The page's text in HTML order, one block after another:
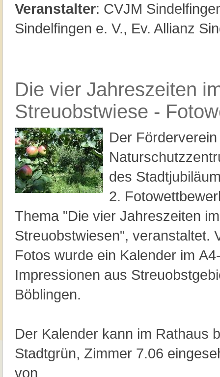
Veranstalter: CVJM
Sindelfingen e. V., Ev. Allianz
Die vier Jahreszeiten
Streuobstwiese -
Der
des
2.
Thema "Die vier Jahreszeiten
Streuobstwiesen", veranstaltet.
Fotos wurde ein Kalender im
Impressionen aus
Böblingen.
Der Kalender kann im Rathaus
Stadtgrün, Zimmer 7.06
von